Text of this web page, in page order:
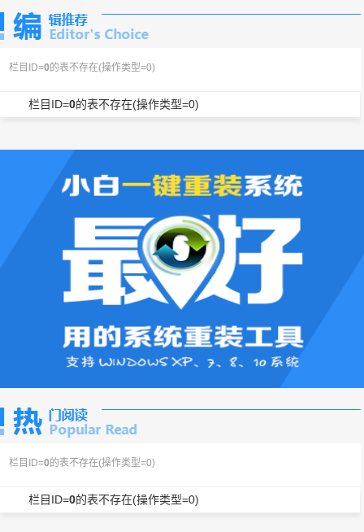
栏目ID=0的表不存在(操作类型=0)
栏目ID=0的表不存在(操作类型=0)
栏目ID=0的表不存在(操作类型=0)
栏目ID=0的表不存在(操作类型=0)